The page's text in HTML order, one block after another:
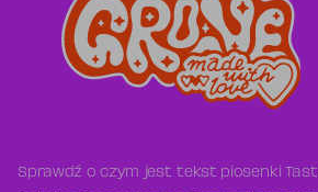
Sprawdź o czym jest tekst piosenki